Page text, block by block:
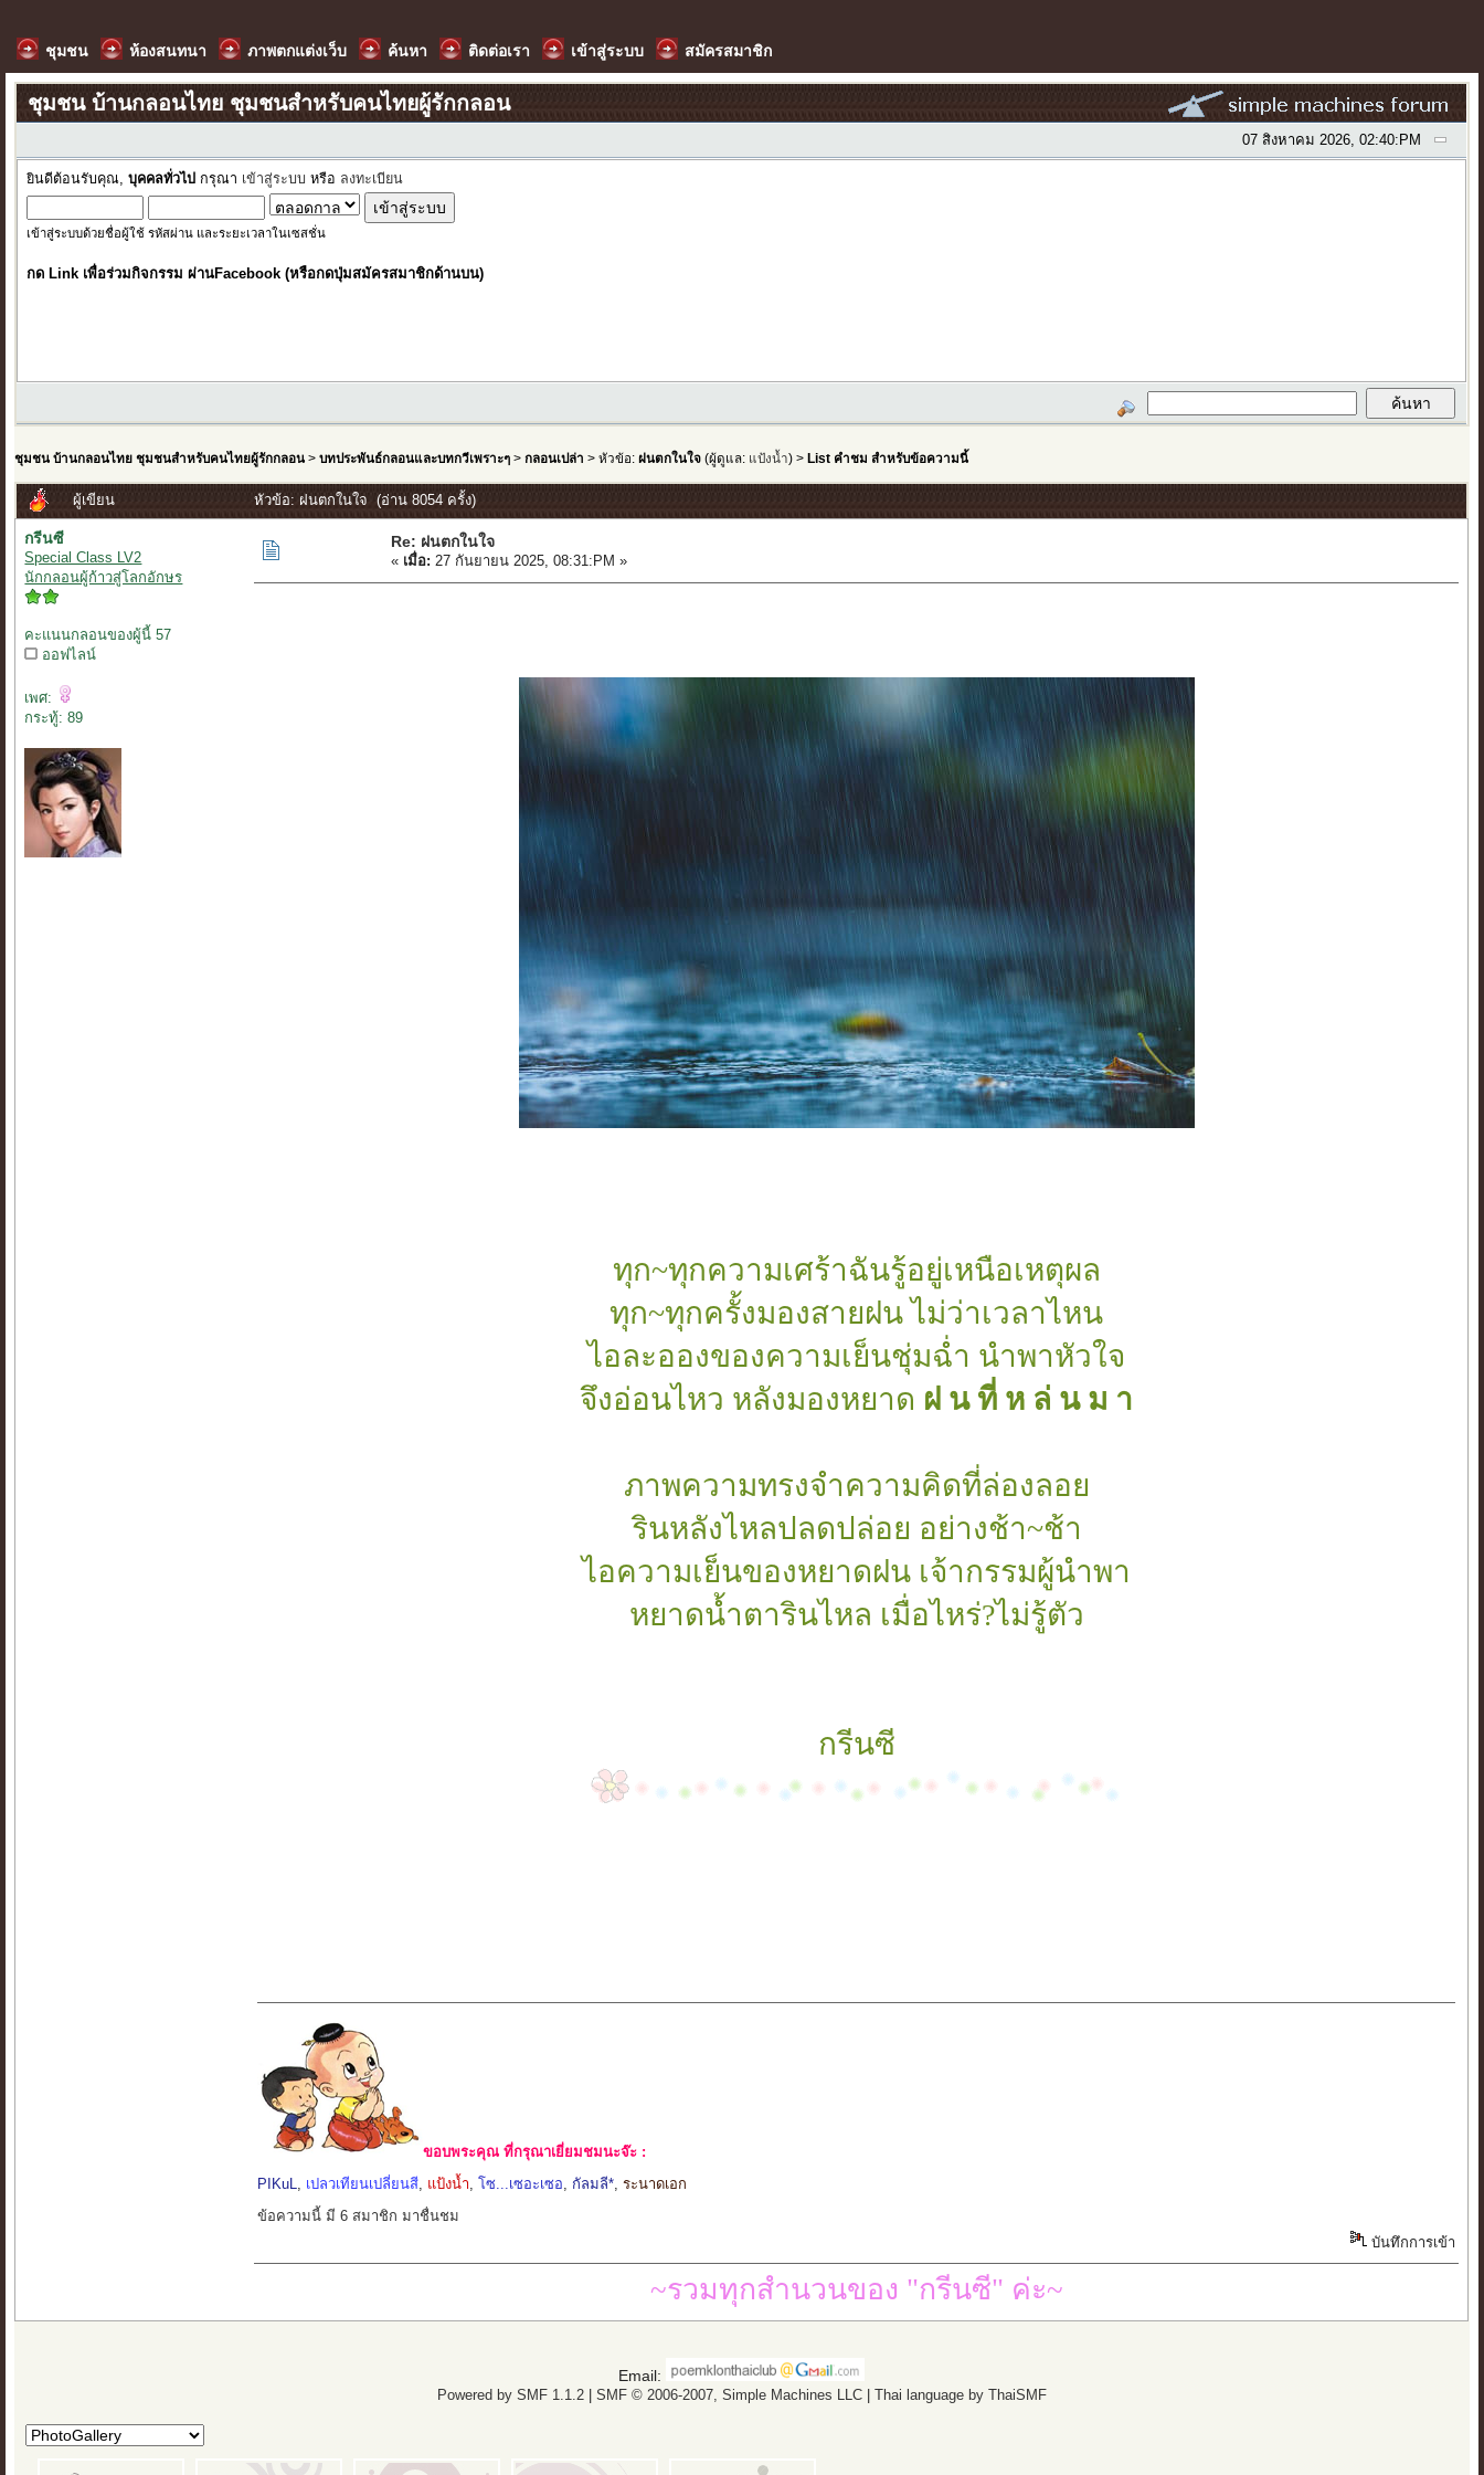
ชุมชน ห้องสนทนา ภาพตกแต่งเว็บ ค้นหา ติดต่อเรา เข้าสู่ระบบ สมัครสมาชิก
ชุมชน บ้านกลอนไทย ชุมชนสำหรับคนไทยผู้รักกลอน
07 สิงหาคม 2026, 02:40:PM
ยินดีต้อนรับคุณ,บุคคลทั่วไป กรุณา เข้าสู่ระบบ หรือ ลงทะเบียน
เข้าสู่ระบบด้วยชื่อผู้ใช้ รหัสผ่าน และระยะเวลาในเซสชั่น
กด Link เพื่อร่วมกิจกรรม ผ่านFacebook (หรือกดปุ่มสมัครสมาชิกด้านบน)
ชุมชน บ้านกลอนไทย ชุมชนสำหรับคนไทยผู้รักกลอน >บทประพันธ์กลอนและบทกวีเพราะๆ >กลอนเปล่า > หัวข้อ:ฝนตกในใจ (ผู้ดูแล: แป้งน้ำ) >List คำชม สำหรับข้อความนี้
ผู้เขียน หัวข้อ: ฝนตกในใจ (อ่าน 8054 ครั้ง)
กรีนซี
Special Class LV2
นักกลอนผู้ก้าวสู่โลกอักษร
คะแนนกลอนของผู้นี้ 57
ออฟไลน์
เพศ:
กระทู้: 89
Re: ฝนตกในใจ
« เมื่อ: 27 กันยายน 2025, 08:31:PM »
ทุก~ทุกความเศร้าฉันรู้อยู่เหนือเหตุผล
ทุก~ทุกครั้งมองสายฝน ไม่ว่าเวลาไหน
ไอละอองของความเย็นชุ่มฉ่ำ นำพาหัวใจ
จึงอ่อนไหว หลังมองหยาด ฝ น ที่ ห ล่ น ม า
ภาพความทรงจำความคิดที่ล่องลอย
รินหลังไหลปลดปล่อย อย่างช้า~ช้า
ไอความเย็นของหยาดฝน เจ้ากรรมผู้นำพา
หยาดน้ำตารินไหล เมื่อไหร่?ไม่รู้ตัว
กรีนซี
ขอบพระคุณ ที่กรุณาเยี่ยมชมนะจ๊ะ :
PIKuL
เปลวเทียนเปลี่ยนสี แป้งน้ำ ,โซ...เซอะเซอ กัลมลี* ,ระนาดเอก
ข้อความนี้ มี 6 สมาชิก มาชื่นชม
บันทึกการเข้า
~รวมทุกสำนวนของ "กรีนซี" ค่ะ~
Email:
Powered by SMF 1.1.2| SMF © 2006-2007, Simple Machines LLC| Thai language by ThaiSMF